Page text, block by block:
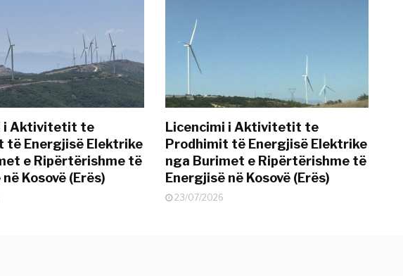
i Aktivitetit te
të Energjisë Elektrike
e Ripërtërishme të
Kosovë (Erës)
Licencimi i Aktivitetit te
Prodhimit të Energjisë Elektrike
nga Burimet e Ripërtërishme të
Energjisë në Kosovë (Erës)
23/07/2026